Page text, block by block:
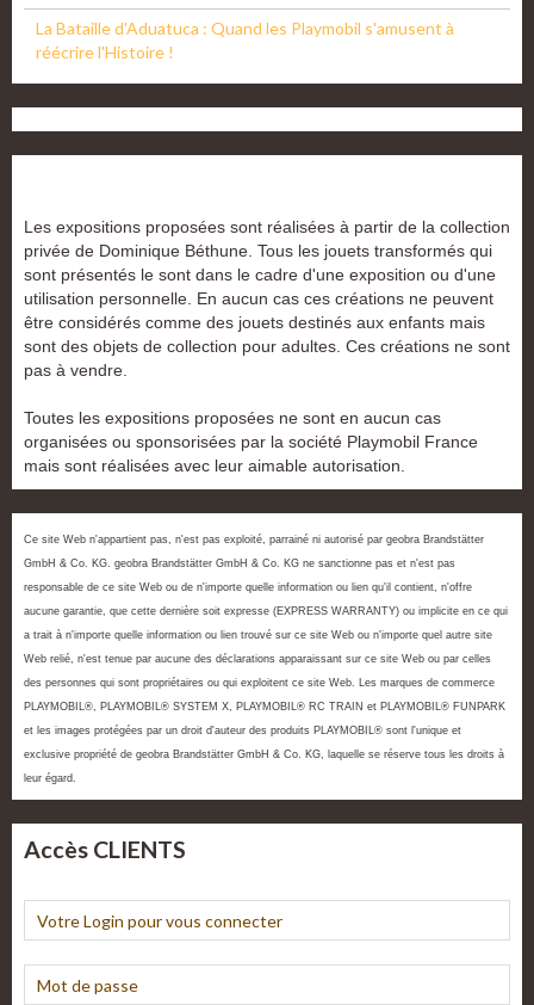
La Bataille d'Aduatuca : Quand les Playmobil s'amusent à
réécrire l'Histoire !
Les expositions proposées sont réalisées à partir de la collection
privée de Dominique Béthune. Tous les jouets transformés qui
sont présentés le sont dans le cadre d'une exposition ou d'une
utilisation personnelle. En aucun cas ces créations ne peuvent
être considérés comme des jouets destinés aux enfants mais
sont des objets de collection pour adultes. Ces créations ne sont
pas à vendre.
Toutes les expositions proposées ne sont en aucun cas
organisées ou sponsorisées par la société Playmobil France
mais sont réalisées avec leur aimable autorisation.
Ce site Web n'appartient pas, n'est pas exploité, parrainé ni autorisé par geobra Brandstätter
GmbH & Co. KG. geobra Brandstätter GmbH & Co. KG ne sanctionne pas et n'est pas
responsable de ce site Web ou de n'importe quelle information ou lien qu'il contient, n'offre
aucune garantie, que cette dernière soit expresse (EXPRESS WARRANTY) ou implicite en ce qui
a trait à n'importe quelle information ou lien trouvé sur ce site Web ou n'importe quel autre site
Web relié, n'est tenue par aucune des déclarations apparaissant sur ce site Web ou par celles
des personnes qui sont propriétaires ou qui exploitent ce site Web. Les marques de commerce
PLAYMOBIL®, PLAYMOBIL® SYSTEM X, PLAYMOBIL® RC TRAIN et PLAYMOBIL® FUNPARK
et les images protégées par un droit d'auteur des produits PLAYMOBIL® sont l'unique et
exclusive propriété de geobra Brandstätter GmbH & Co. KG, laquelle se réserve tous les droits à
leur égard.
Accès CLIENTS